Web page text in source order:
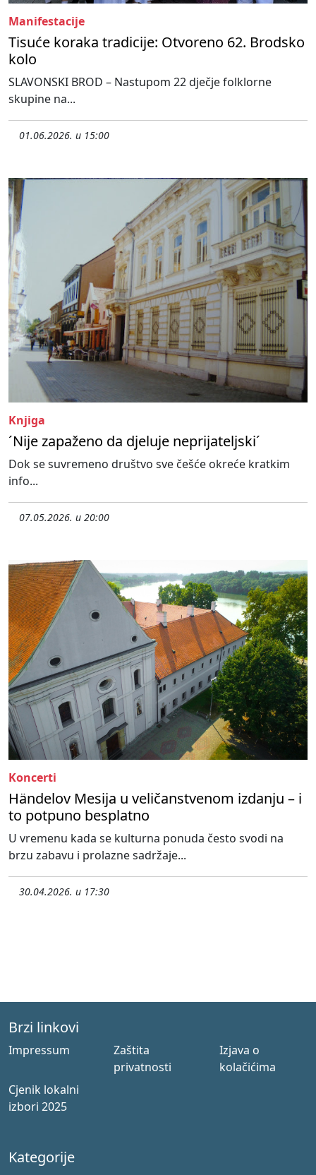
Manifestacije
Tisuće koraka tradicije: Otvoreno 62. Brodsko
kolo
SLAVONSKI BROD – Nastupom 22 dječje folklorne
skupine na...
01.06.2026. u 15:00
Knjiga
´Nije zapaženo da djeluje neprijateljski´
Dok se suvremeno društvo sve češće okreće kratkim
info...
07.05.2026. u 20:00
Koncerti
Händelov Mesija u veličanstvenom izdanju – i
to potpuno besplatno
U vremenu kada se kulturna ponuda često svodi na
brzu zabavu i prolazne sadržaje...
30.04.2026. u 17:30
Brzi linkovi
Impressum
Zaštita
privatnosti
Izjava o
kolačićima
Cjenik lokalni
izbori 2025
Kategorije